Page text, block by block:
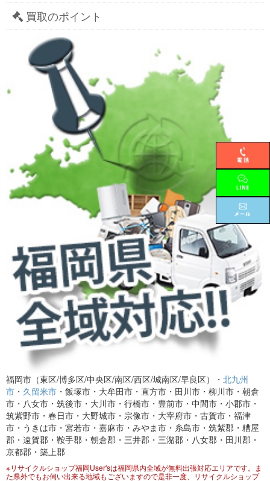
買取のポイント
福岡市（東区/博多区/中央区/南区/西区/城南区/早良区）・ 北九州
市 ・ 久留米市 ・飯塚市・大牟田市・直方市・田川市・柳川市・朝倉
市・八女市・筑後市・大川市・行橋市・豊前市・中間市・小郡市・
筑紫野市・春日市・大野城市・宗像市・大宰府市・古賀市・福津
市・うきは市・宮若市・嘉麻市・みやま市・糸島市・筑紫郡・糟屋
郡・遠賀郡・鞍手郡・朝倉郡・三井郡・三潴郡・八女郡・田川郡・
京都郡・築上郡
※リサイクルショップ福岡User'sは福岡県内全域が無料出張対応エリアです。ま
た県外でもお伺い出来る地域もございますので是非一度、リサイクルショップ